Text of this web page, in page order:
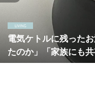
電気ケトルに残った
たのか」「家族にも共